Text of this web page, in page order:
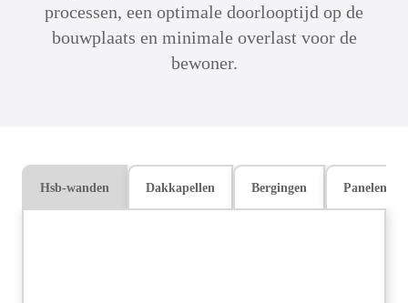
processen, een optimale doorlooptijd op de
bouwplaats en minimale overlast voor de
bewoner.
Hsb-wanden Dakkapellen Bergingen Panelen